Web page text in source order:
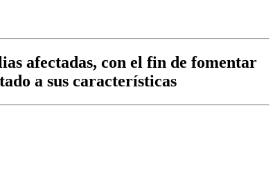
afectadas, con el fin de fomentar
a sus características